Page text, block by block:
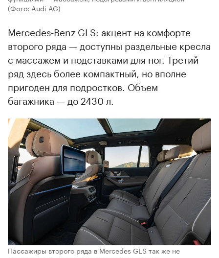
(Фото: Audi AG)
Mercedes‑Benz GLS: акцент на комфорте
второго ряда — доступны раздельные кресла
с массажем и подставками для ног. Третий
ряд здесь более компактный, но вполне
пригоден для подростков. Объем
багажника — до 2430 л.
Пассажиры второго ряда в Mercedes GLS так же не